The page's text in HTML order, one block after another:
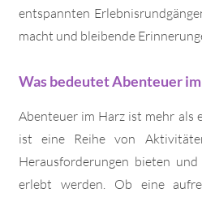
entspannten
macht und bleibende
Was bedeutet Abenteuer im
Abenteuer im Harz ist mehr als
ist eine Reihe von
Herausforderungen bieten
erlebt werden. Ob eine